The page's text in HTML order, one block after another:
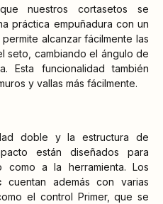
nuestros cortasetos se
práctica empuñadura con un
alcanzar fácilmente las
seto, cambiando el ángulo de
Esta funcionalidad también
y vallas más fácilmente.
doble y la estructura de
están diseñados para
como a la herramienta. Los
cuentan además con varias
el control Primer, que se